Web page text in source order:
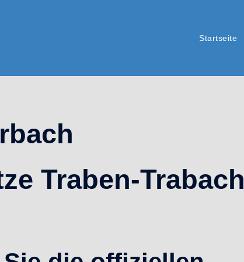
Startseite
Traben-Trabach